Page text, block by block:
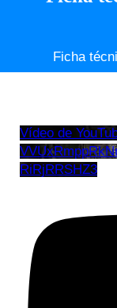
Ficha
Vídeo de
RiRjRRSHZ3